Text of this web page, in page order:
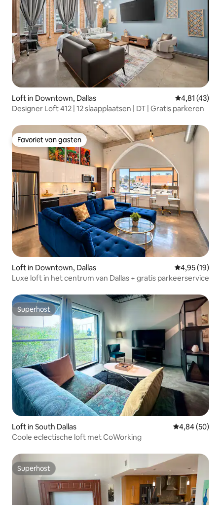
Loft in Downtown, Dallas Gemiddelde
4,81 (43)
Designer Loft 412 | 12 slaapplaatsen | DT | Gratis parkeren
Favoriet van gasten
Favoriet van gasten
Loft in Downtown, Dallas Gemiddelde
4,95 (19)
Luxe loft in het centrum van Dallas + gratis parkeerservice
Superhost
Superhost
Loft in South Dallas Gemiddelde
4,84 (50)
Coole eclectische loft met CoWorking
Superhost
Superhost